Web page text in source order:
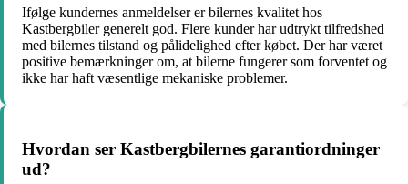
Ifølge kundernes anmeldelser er bilernes kvalitet hos
Kastbergbiler generelt god. Flere kunder har udtrykt tilfredshed
med bilernes tilstand og pålidelighed efter købet. Der har været
positive bemærkninger om, at bilerne fungerer som forventet og
ikke har haft væsentlige mekaniske problemer.
Hvordan ser Kastbergbilernes garantiordninger
ud?